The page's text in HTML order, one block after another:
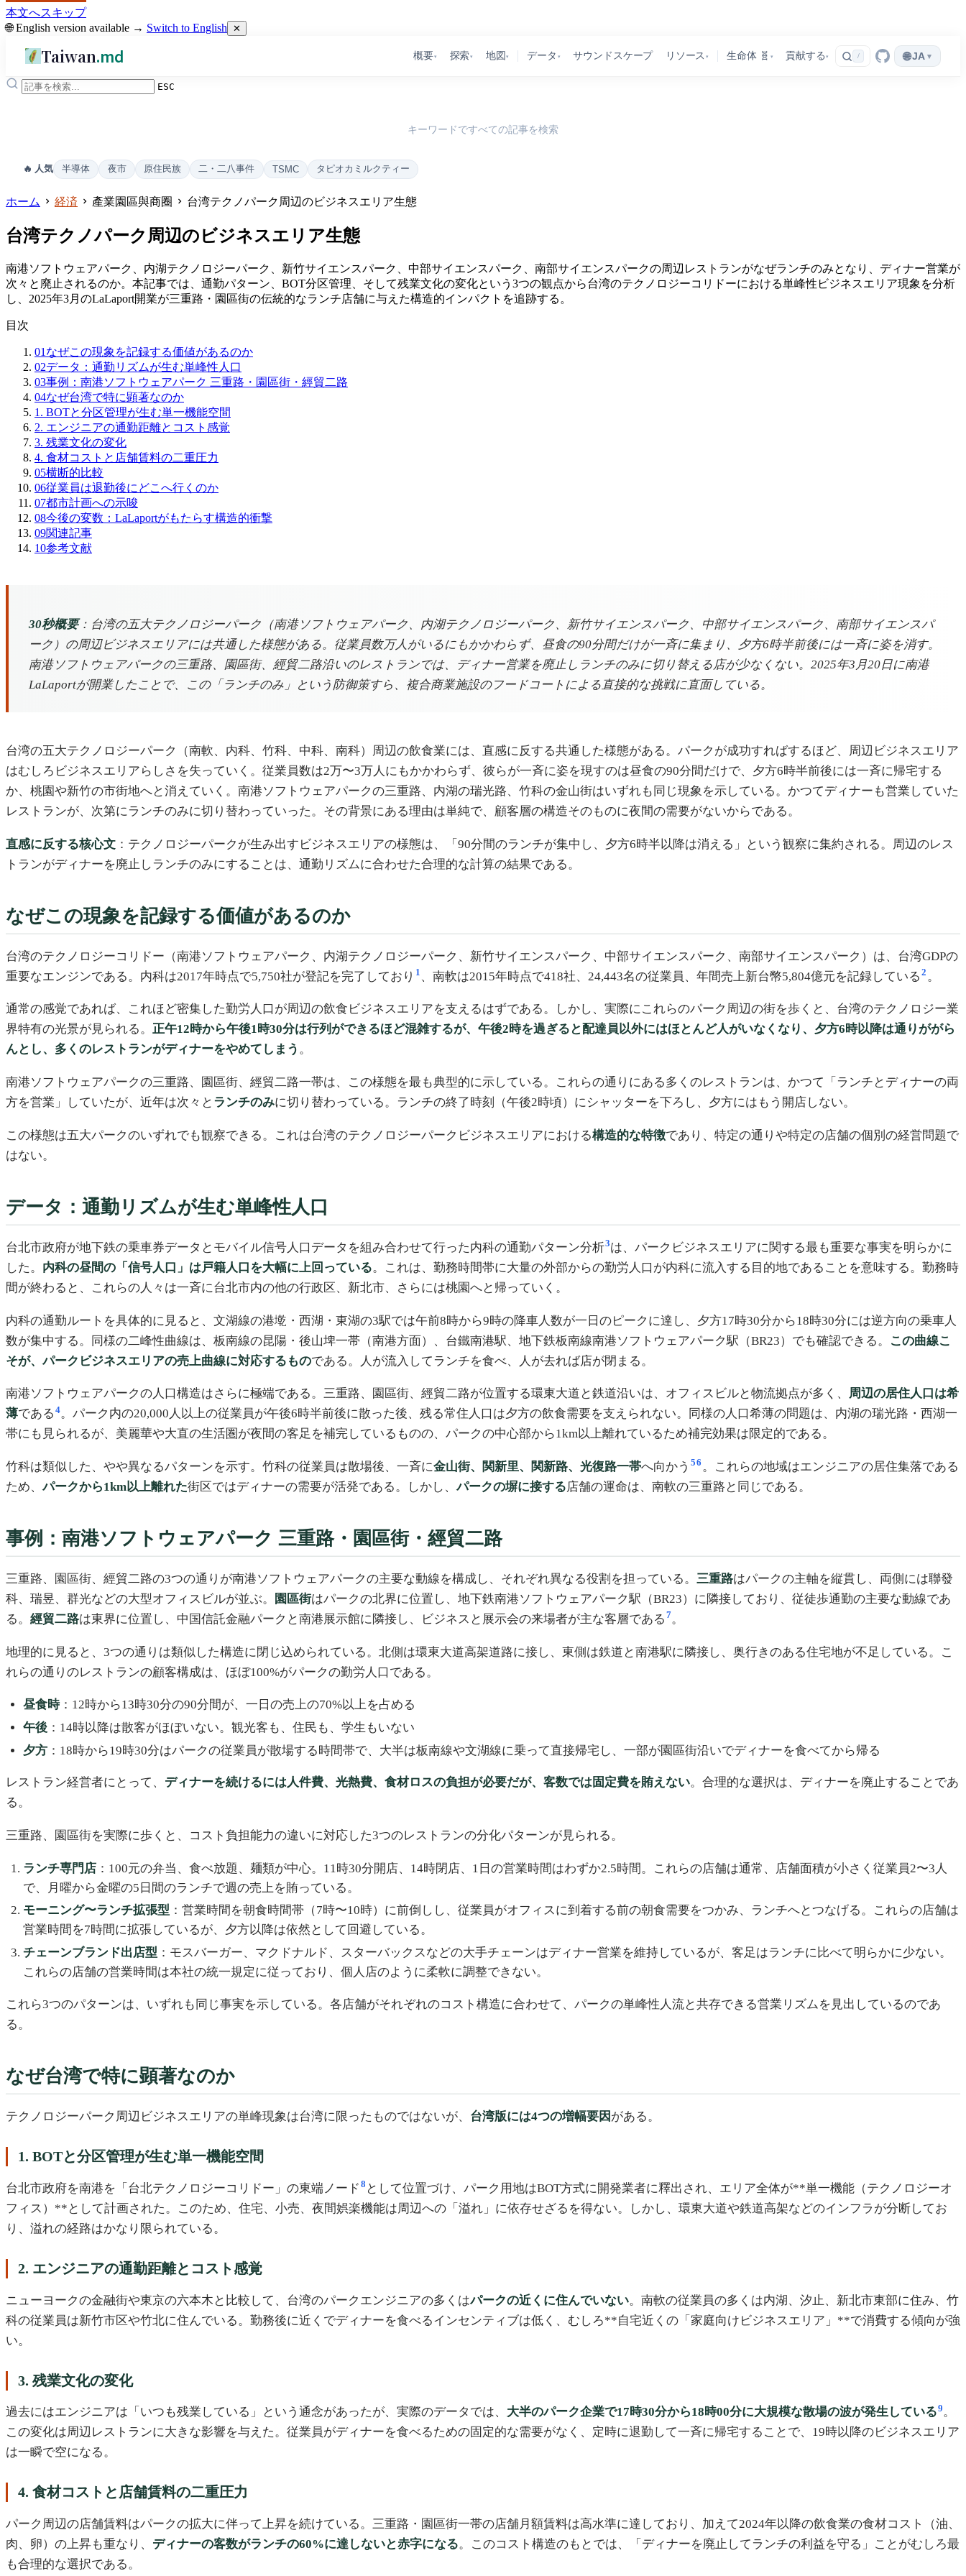
本文へスキップ
🌐 English version available → Switch to English ✕
Taiwan.md 概要▾ 探索▾ 地図 ▾ データ ▾ サウンドスケープ リソース ▾ 生命体 🧬 ▾ 貢献する ▾ / 🌐 JA ▾
ESC
キーワードですべての記事を検索
🔥 人気 半導体 夜市 原住民族 二・二八事件 TSMC タピオカミルクティー
ホーム 経済 產業園區與商圈 台湾テクノパーク周辺のビジネスエリア生態
台湾テクノパーク周辺のビジネスエリア生態
南港ソフトウェアパーク、内湖テクノロジーパーク、新竹サイエンスパーク、中部サイエンスパーク、南部サイエンスパークの周辺レストランがなぜランチのみとなり、ディナー営業が
次々と廃止されるのか。本記事では、通勤パターン、BOT分区管理、そして残業文化の変化という3つの観点から台湾のテクノロジーコリドーにおける単峰性ビジネスエリア現象を分析
し、2025年3月のLaLaport開業が三重路・園區街の伝統的なランチ店舗に与えた構造的インパクトを追跡する。
目次
01 なぜこの現象を記録する価値があるのか
02データ：通勤リズムが生む単峰性人口
03事例：南港ソフトウェアパーク 三重路・園區街・經貿二路
04なぜ台湾で特に顕著なのか
1. BOTと分区管理が生む単一機能空間
2. エンジニアの通勤距離とコスト感覚
3. 残業文化の変化
4. 食材コストと店舗賃料の二重圧力
05横断的比較
06従業員は退勤後にどこへ行くのか
07都市計画への示唆
08今後の変数：LaLaportがもたらす構造的衝撃
09関連記事
10参考文献
30秒概要：台湾の五大テクノロジーパーク（南港ソフトウェアパーク、内湖テクノロジーパーク、新竹サイエンスパーク、中部サイエンスパーク、南部サイエンスパ
ーク）の周辺ビジネスエリアには共通した様態がある。従業員数万人がいるにもかかわらず、昼食の90分間だけが一斉に集まり、夕方6時半前後には一斉に姿を消す。
南港ソフトウェアパークの三重路、園區街、經貿二路沿いのレストランでは、ディナー営業を廃止しランチのみに切り替える店が少なくない。2025年3月20日に南港
LaLaportが開業したことで、この「ランチのみ」という防御策すら、複合商業施設のフードコートによる直接的な挑戦に直面している。
台湾の五大テクノロジーパーク（南軟、内科、竹科、中科、南科）周辺の飲食業には、直感に反する共通した様態がある。パークが成功すればするほど、周辺ビジネスエリア
はむしろビジネスエリアらしさを失っていく。従業員数は2万〜3万人にもかかわらず、彼らが一斉に姿を現すのは昼食の90分間だけで、夕方6時半前後には一斉に帰宅する
か、桃園や新竹の市街地へと消えていく。南港ソフトウェアパークの三重路、内湖の瑞光路、竹科の金山街はいずれも同じ現象を示している。かつてディナーも営業していた
レストランが、次第にランチのみに切り替わっていった。その背景にある理由は単純で、顧客層の構造そのものに夜間の需要がないからである。
直感に反する核心文 ：テクノロジーパークが生み出すビジネスエリアの様態は、「90分間のランチが集中し、夕方6時半以降は消える」という観察に集約される。周辺のレス
トランがディナーを廃止しランチのみにすることは、通勤リズムに合わせた合理的な計算の結果である。
なぜこの現象を記録する価値があるのか
台湾のテクノロジーコリドー（南港ソフトウェアパーク、内湖テクノロジーパーク、新竹サイエンスパーク、中部サイエンスパーク、南部サイエンスパーク）は、台湾GDPの
重要なエンジンである。内科は2017年時点で5,750社が登記を完了しており 1 、南軟は2015年時点で418社、24,443名の従業員、年間売上新台幣5,804億元を記録している 2 。
通常の感覚であれば、これほど密集した勤労人口が周辺の飲食ビジネスエリアを支えるはずである。しかし、実際にこれらのパーク周辺の街を歩くと、台湾のテクノロジー業
界特有の光景が見られる。 正午12時から午後1時30分は行列ができるほど混雑するが、午後2時を過ぎると配達員以外にはほとんど人がいなくなり、夕方6時以降は通りががら
んとし、多くのレストランがディナーをやめてしまう 。
南港ソフトウェアパークの三重路、園區街、經貿二路一帯は、この様態を最も典型的に示している。これらの通りにある多くのレストランは、かつて「ランチとディナーの両
方を営業」していたが、近年は次々と ランチのみに切り替わっている。ランチの終了時刻（午後2時頃）にシャッターを下ろし、夕方にはもう開店しない。
この様態は五大パークのいずれでも観察できる。これは台湾のテクノロジーパークビジネスエリアにおける構造的な特徴であり、特定の通りや特定の店舗の個別の経営問題で
はない。
データ：通勤リズムが生む単峰性人口
台北市政府が地下鉄の乗車券データとモバイル信号人口データを組み合わせて行った内科の通勤パターン分析3は、パークビジネスエリアに関する最も重要な事実を明らかに
した。 内科の昼間の「信号人口」は戸籍人口を大幅に上回っている。これは、勤務時間帯に大量の外部からの勤労人口が内科に流入する目的地であることを意味する。勤務時
間が終わると、これらの人々は一斉に台北市内の他の行政区、新北市、さらには桃園へと帰っていく。
内科の通勤ルートを具体的に見ると、文湖線の港墘・西湖・東湖の3駅では午前8時から9時の降車人数が一日のピークに達し、夕方17時30分から18時30分には逆方向の乗車人
数が集中する。同様の二峰性曲線は、板南線の昆陽・後山埤一帯（南港方面）、台鐵南港駅、地下鉄板南線南港ソフトウェアパーク駅（BR23）でも確認できる。
この曲線こ
そが、パークビジネスエリアの売上曲線に対応するものである。人が流入してランチを食べ、人が去れば店が閉まる。
南港ソフトウェアパークの人口構造はさらに極端である。三重路、園區街、經貿二路が位置する環東大道と鉄道沿いは、オフィスビルと物流拠点が多く、 周辺の居住人口は希
薄である 4。パーク内の20,000人以上の従業員が午後6時半前後に散った後、残る常住人口は夕方の飲食需要を支えられない。同様の人口希薄の問題は、内湖の瑞光路・西湖一
帯にも見られるが、美麗華や大直の生活圏が夜間の客足を補完しているものの、パークの中心部から1km以上離れているため補完効果は限定的である。
竹科は類似した、やや異なるパターンを示す。竹科の従業員は散場後、一斉に金山街、関新里、関新路、光復路一帯へ向かう 56 。これらの地域はエンジニアの居住集落である
ため、パークから1km以上離れた街区ではディナーの需要が活発である。しかし、パークの塀に接する店舗の運命は、南軟の三重路と同じである。
事例：南港ソフトウェアパーク 三重路・園區街・經貿二路
三重路、園區街、經貿二路の3つの通りが南港ソフトウェアパークの主要な動線を構成し、それぞれ異なる役割を担っている。 三重路はパークの主軸を縦貫し、両側には聯發
科、瑞昱、群光などの大型オフィスビルが並ぶ。
園區街はパークの北界に位置し、地下鉄南港ソフトウェアパーク駅（BR23）に隣接しており、従徒歩通勤の主要な動線であ
る。 經貿二路は東界に位置し、中国信託金融パークと南港展示館に隣接し、ビジネスと展示会の来場者が主な客層である 7。
地理的に見ると、3つの通りは類似した構造に閉じ込められている。北側は環東大道高架道路に接し、東側は鉄道と南港駅に隣接し、奥行きのある住宅地が不足している。こ
れらの通りのレストランの顧客構成は、ほぼ100%がパークの勤労人口である。
昼食時：12時から13時30分の90分間が、一日の売上の70%以上を占める
午後 ：14時以降は散客がほぼいない。観光客も、住民も、学生もいない
夕方 ：18時から19時30分はパークの従業員が散場する時間帯で、大半は板南線や文湖線に乗って直接帰宅し、一部が園區街沿いでディナーを食べてから帰る
レストラン経営者にとって、 ディナーを続けるには人件費、光熱費、食材ロスの負担が必要だが、客数では固定費を賄えない。合理的な選択は、ディナーを廃止することであ
る。
三重路、園區街を実際に歩くと、コスト負担能力の違いに対応した3つのレストランの分化パターンが見られる。
ランチ専門店 ：100元の弁当、食べ放題、麺類が中心。11時30分開店、14時閉店、1日の営業時間はわずか2.5時間。これらの店舗は通常、店舗面積が小さく従業員2〜3人
で、月曜から金曜の5日間のランチで週の売上を賄っている。
モーニング〜ランチ拡張型 ：営業時間を朝食時間帯（7時〜10時）に前倒しし、従業員がオフィスに到着する前の朝食需要をつかみ、ランチへとつなげる。これらの店舗は
営業時間を7時間に拡張しているが、夕方以降は依然として回避している。
チェーンブランド出店型 ：モスバーガー、マクドナルド、スターバックスなどの大手チェーンはディナー営業を維持しているが、客足はランチに比べて明らかに少ない。
これらの店舗の営業時間は本社の統一規定に従っており、個人店のように柔軟に調整できない。
これら3つのパターンは、いずれも同じ事実を示している。各店舗がそれぞれのコスト構造に合わせて、パークの単峰性人流と共存できる営業リズムを見出しているのであ
る。
なぜ台湾で特に顕著なのか
テクノロジーパーク周辺ビジネスエリアの単峰現象は台湾に限ったものではないが、 台湾版には4つの増幅要因 がある。
1. BOTと分区管理が生む単一機能空間
台北市政府を南港を「台北テクノロジーコリドー」の東端ノード 8 として位置づけ、パーク用地はBOT方式に開発業者に釋出され、エリア全体が**単一機能（テクノロジーオ
フィス）**として計画された。このため、住宅、小売、夜間娯楽機能は周辺への「溢れ」に依存せざるを得ない。しかし、環東大道や鉄道高架などのインフラが分断してお
り、溢れの経路はかなり限られている。
2. エンジニアの通勤距離とコスト感覚
ニューヨークの金融街や東京の六本木と比較して、台湾のパークエンジニアの多くはパークの近くに住んでいない。南軟の従業員の多くは内湖、汐止、新北市東部に住み、竹
科の従業員は新竹市区や竹北に住んでいる。勤務後に近くでディナーを食べるインセンティブは低く、むしろ**自宅近くの「家庭向けビジネスエリア」**で消費する傾向が強
い。
3. 残業文化の変化
過去にはエンジニアは「いつも残業している」という通念があったが、実際のデータでは、 大半のパーク企業で17時30分から18時00分に大規模な散場の波が発生している9。
この変化は周辺レストランに大きな影響を与えた。従業員がディナーを食べるための固定的な需要がなく、定時に退勤して一斉に帰宅することで、19時以降のビジネスエリア
は一瞬で空になる。
4. 食材コストと店舗賃料の二重圧力
パーク周辺の店舗賃料はパークの拡大に伴って上昇を続けている。三重路・園區街一帯の店舗月額賃料は高水準に達しており、加えて2024年以降の飲食業の食材コスト（油、
肉、卵）の上昇も重なり、 ディナーの客数がランチの60%に達しないと赤字になる。このコスト構造のもとでは、「ディナーを廃止してランチの利益を守る」ことがむしろ最
も合理的な選択である。